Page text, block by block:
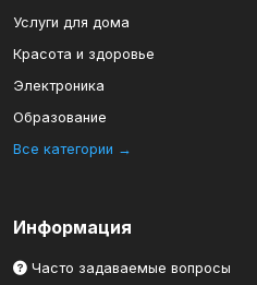
Услуги для дома
Красота и здоровье
Электроника
Образование
Все категории →
Информация
Часто задаваемые вопросы